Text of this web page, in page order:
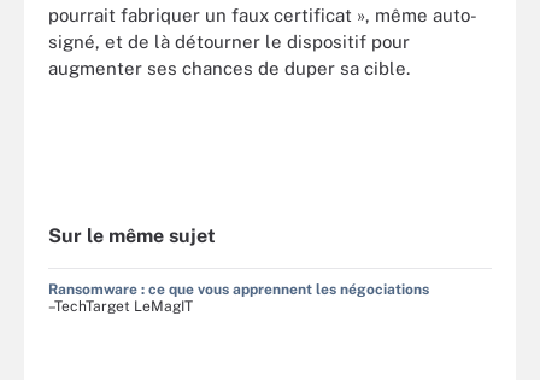
pourrait fabriquer un faux certificat », même auto-
signé, et de là détourner le dispositif pour
augmenter ses chances de duper sa cible.
Sur le même sujet
Ransomware : ce que vous apprennent les négociations
–TechTarget LeMagIT